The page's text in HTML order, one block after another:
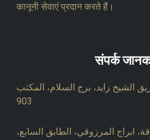
कानूनी सेवाएं प्रदान करते हैं।
संपर्क
الشيخ زايد، برج السلام، المكتب
ابراج المرزوقي، الطابق السابع،